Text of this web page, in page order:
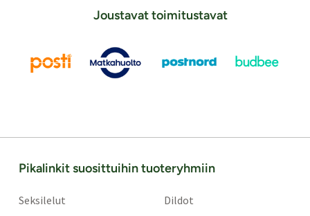
Joustavat toimitustavat
Pikalinkit suosittuihin tuoteryhmiin
Seksilelut
Dildot